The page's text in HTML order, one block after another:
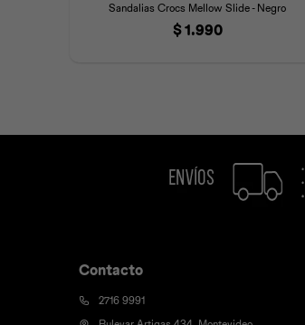
Sandalias Crocs Mellow Slide - Negro
$1.990
Contacto
2716 9991